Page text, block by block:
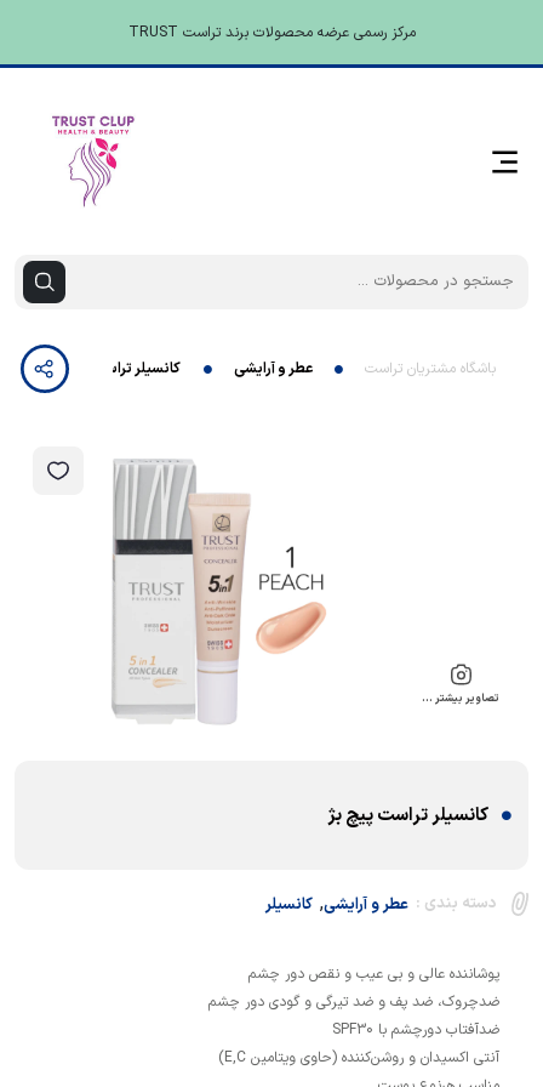
مرکز رسمی عرضه محصولات برند تراست TRUST
باشگاه مشتریان تراست عطر و آرایشی کانسیلر تراست پیچ بژ
تصاویر بیشتر …
کانسیلر تراست پیچ بژ
دسته بندی : عطر و آرایشی, کانسیلر